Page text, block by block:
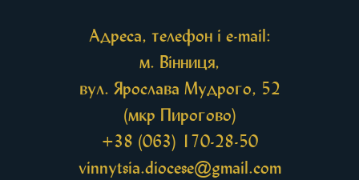
Адреса, телефон і e-mail:
м. Вінниця,
вул. Ярослава Мудрого, 52
(мкр Пирогово)
+38 (063) 170-28-50
vinnytsia.diocese@gmail.com